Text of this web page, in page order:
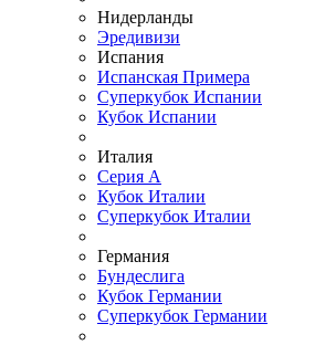
Нидерланды
Эредивизи
Испания
Испанская Примера
Суперкубок Испании
Кубок Испании
Италия
Серия А
Кубок Италии
Суперкубок Италии
Германия
Бундеслига
Кубок Германии
Суперкубок Германии